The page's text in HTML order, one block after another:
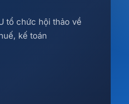
tổ chức hội thảo về
kế toán